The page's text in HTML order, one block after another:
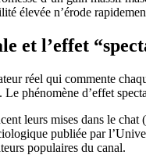
élevée n’érode
et l’effet
réel qui commente
phénomène d’effet
leurs mises dans le
publiée par
populaires du canal.